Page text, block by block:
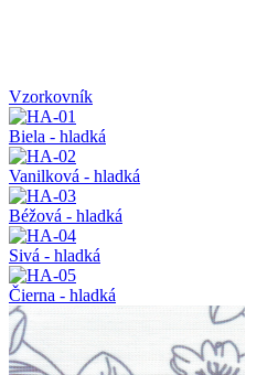
Vzorkovník
Biela - hladká
Vanilková - hladká
Béžová - hladká
Sivá - hladká
Čierna - hladká